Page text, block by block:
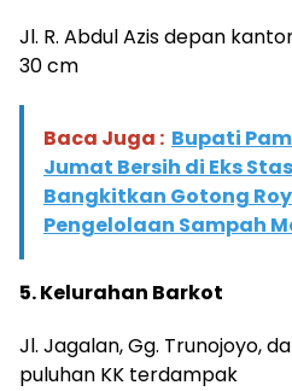
Jl. R. Abdul Azis depan
30 cm
Baca Juga : Bupati
Jumat Bersih di Eks
Bangkitkan Gotong
Pengelolaan Sampah
5. Kelurahan Barkot
Jl. Jagalan, Gg. Trunojoyo,
puluhan KK terdampak